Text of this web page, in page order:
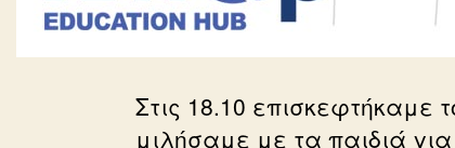
Στις 18.10 επισκεφτήκαμε
μιλήσαμε με τα παιδιά